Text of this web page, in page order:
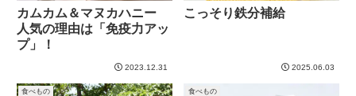
カムカム＆マヌカハニー
人気の理由は「免疫力アッ
プ」！
2023.12.31
こっそり鉄分補給
2025.06.03
食べもの 食べもの